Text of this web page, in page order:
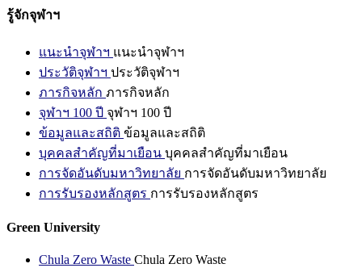
รู้จักจุฬาฯ
แนะนำจุฬาฯ แนะนำจุฬาฯ
ประวัติจุฬาฯ ประวัติจุฬาฯ
ภารกิจหลัก ภารกิจหลัก
จุฬาฯ 100 ปี จุฬาฯ 100 ปี
ข้อมูลและสถิติ ข้อมูลและสถิติ
บุคคลสำคัญที่มาเยือน บุคคลสำคัญที่มาเยือน
การจัดอันดับมหาวิทยาลัย การจัดอันดับมหาวิทยาลัย
การรับรองหลักสูตร การรับรองหลักสูตร
Green University
Chula Zero Waste Chula Zero Waste